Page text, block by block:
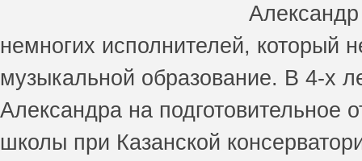
немногих исполнителей, который
музыкальной образование. В 4-х
Александра на подготовительное
школы при Казанской